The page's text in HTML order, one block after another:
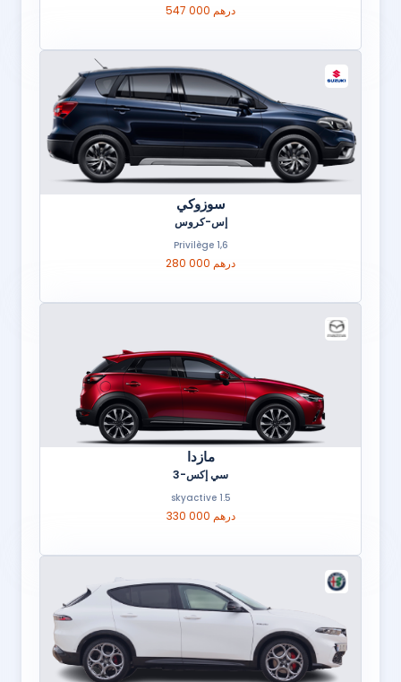
547 000 درهم
سوزوكي
إس-كروس
1,6 Privilège
280 000 درهم
مازدا
سي إكس-3
1.5 skyactive
330 000 درهم